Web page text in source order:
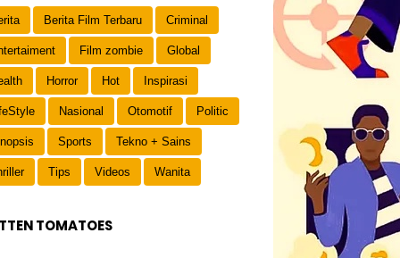
Berita Film Terbaru Criminal
Film zombie Global
Horror Hot Inspirasi
Nasional Otomotif Politic
Sports Tekno + Sains
Tips Videos Wanita
TOMATOES